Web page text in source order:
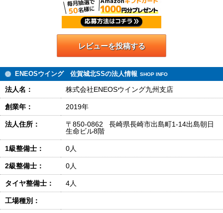
レビューを投稿する
ENEOSウイング 佐賀城北SSの法人情報 SHOP INFO
法人名： 株式会社ENEOSウイング九州支店
創業年： 2019年
法人住所：
〒850-0862 長崎県長崎市出島町1-14出島朝日
生命ビル8階
1級整備士： 0人
2級整備士： 0人
タイヤ整備士： 4人
工場種別：